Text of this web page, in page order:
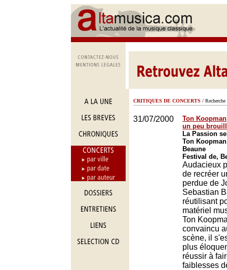
CRITIQUES DE CONCERTS / Recherche
31/07/2000
Ton
un peu
La Passion
Ton
Beaune
Festival de,
Audacieux
de recréer
perdue de
Sebastian
réutilisant
matériel
Ton
convaincu
scène, il
plus
réussir à
faiblesses